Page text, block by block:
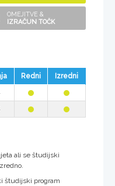
OMEJITVE &
IZRAČUN TOČK
Redni
Izredni
ali se študijski
študijski program